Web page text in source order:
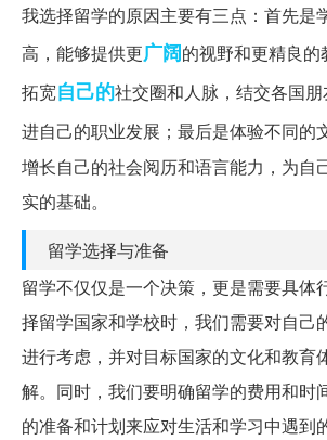
我选择留学的原因主要有三点：首先是
高，能够提供更广阔的视野和更精良
拓宽自己的社交圈和人脉，结交各国
进自己的职业发展；最后是体验不同的
增长自己的社会阅历和语言能力，为自
实的基础。
留学选择与准备
留学不仅仅是一个决策，更是需要具体
择留学国家和学校时，我们需要对自己
进行考虑，并对目标国家的文化和教育
解。同时，我们要明确留学的费用和时
的准备和计划来应对生活和学习中遇到